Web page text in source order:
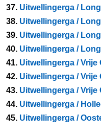
37. Uitwellingerga /
38. Uitwellingerga /
39. Uitwellingerga /
40. Uitwellingerga /
41. Uitwellingerga / Vrije
42. Uitwellingerga / Vrije
43. Uitwellingerga / Vrije
44. Uitwellingerga /
45. Uitwellingerga /